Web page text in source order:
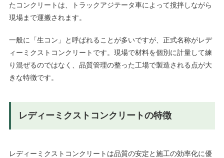
たコンクリートは、トラックアジテータ車によって撹拌しながら
現場まで運搬されます。
一般に「生コン」と呼ばれることが多いですが、正式名称がレデ
ィーミクストコンクリートです。現場で材料を個別に計量して練
り混ぜるのではなく、品質管理の整った工場で製造される点が大
きな特徴です。
レディーミクストコンクリートの特徴
レディーミクストコンクリートは品質の安定と施工の効率化に優